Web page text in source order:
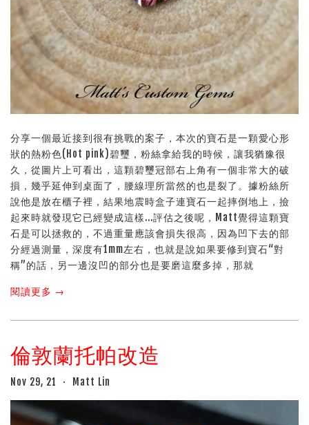
分享一個最近接到很有挑戰的案子，本次的寶石是一顆愛心形
狀的熱粉色(Hot pink)碧璽，粉絲拿給我的時候，讓我猶豫很
久，從圖片上可看出，這顆碧璽冠部右上角有一個非常大的破
損，幾乎延伸到桌面了，腰線理所當然的也是裂了。據粉絲所
說他是放在櫃子裡，結果地震時盒子連寶石一起摔倒地上，撿
起來時就發現它已經變成這樣...評估之後呢，Matt覺得這顆寶
石是可以拯救的，不過重量應該會損失很高，因為凹下去的部
分經過測量，深度有1mm左右，也就是說如果要修到寶石“對
稱”的話，另一邊沒凹的部分也是要磨這麼多掉，那就
閱讀更多 →
倫敦蘭托帕改造
Nov 29, 21 • Matt Lin